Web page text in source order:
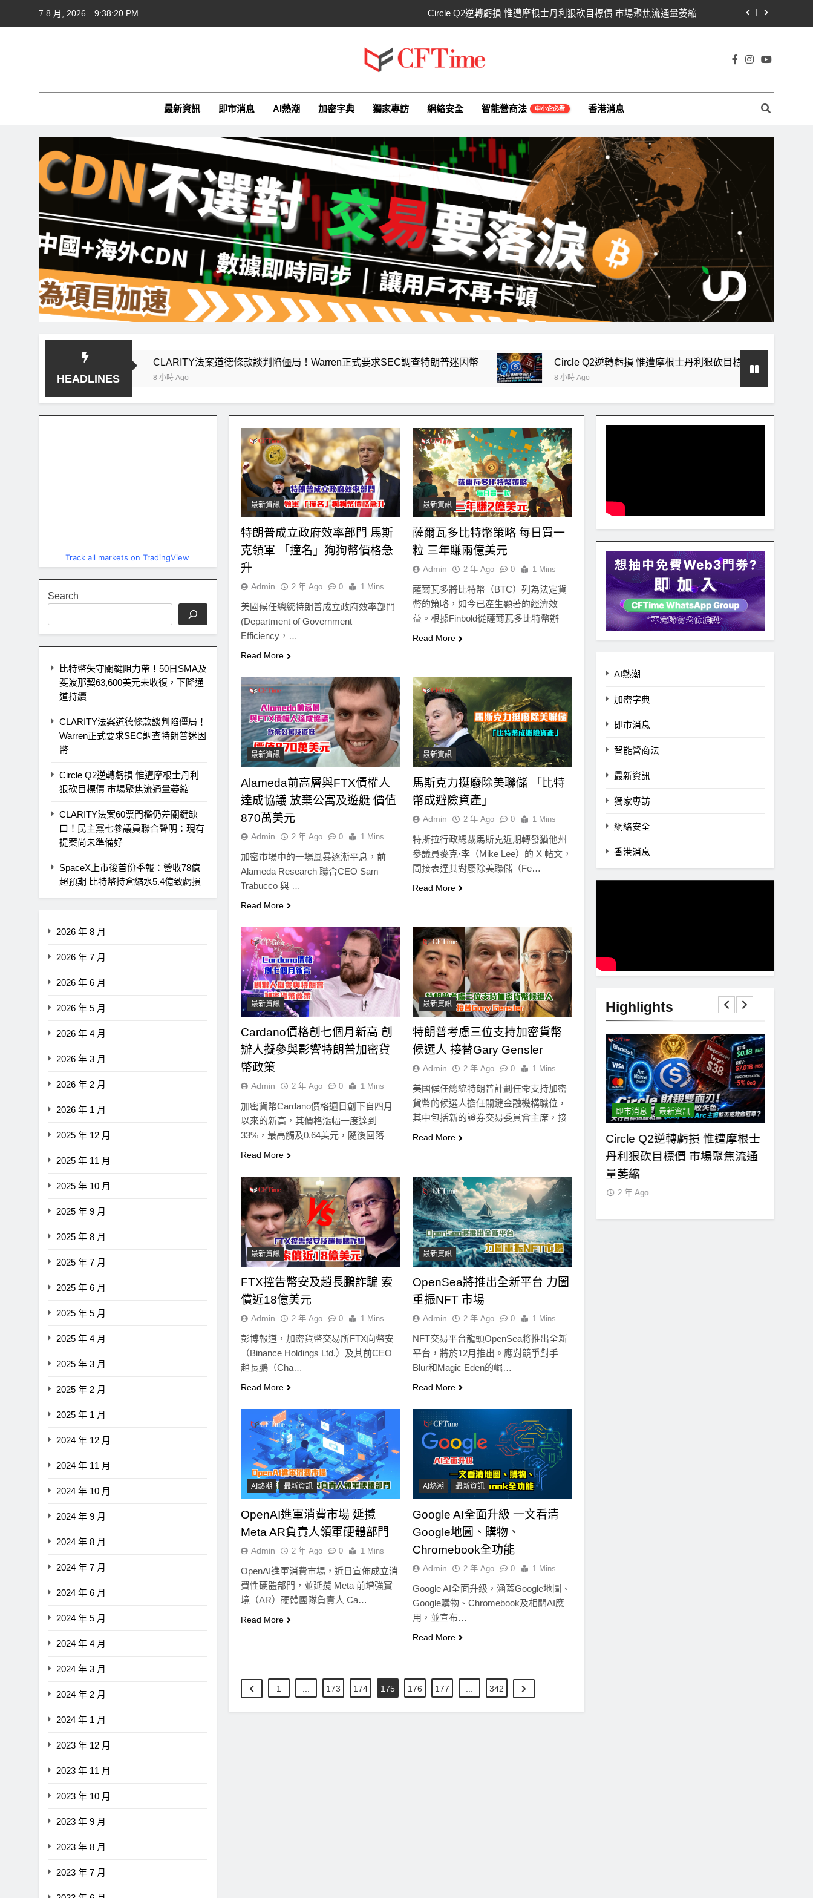
7 8 月, 2026 9:38:20 PM Circle Q2逆轉虧損 惟遭摩根士丹利狠砍目標價 市場聚焦流通量萎縮
比特幣失守關鍵阻力帶！50日SMA及斐波那契63,600美元未收復，下降通道持續
CLARITY法案道德條款談判陷僵局！Warren正式要求SEC調查特朗普迷因幣
CLARITY法案60票門檻仍差關鍵缺口！民主黨七參議員聯合聲明：現有提案尚未準備好
Cftime.io
CFTime與你一同探索有關AI（ChatGPT）、區塊鏈、NFT、加密貨幣、元宇宙及金融科技FinTech等資訊。
最新資訊
即市消息 AI熱潮 加密字典 獨家專訪 網絡安全 智能營商法 中小企必看 香港消息
HEADLINES
CLARITY法案道德條款談判陷僵局！Warren正式要求SEC調查特朗普迷因幣
8 小時 Ago
Circle Q2逆轉虧損 惟遭摩根士丹利狠砍目標價 市場聚焦流通量萎縮
8 小時 Ago
Track all markets on TradingView
Search
比特幣失守關鍵阻力帶！50日SMA及
斐波那契63,600美元未收復，下降通
道持續
CLARITY法案道德條款談判陷僵局！
Warren正式要求SEC調查特朗普迷因
幣
Circle Q2逆轉虧損 惟遭摩根士丹利
狠砍目標價 市場聚焦流通量萎縮
CLARITY法案60票門檻仍差關鍵缺
口！民主黨七參議員聯合聲明：現有
提案尚未準備好
SpaceX上市後首份季報：營收78億
超預期 比特幣持倉縮水5.4億致虧損
2026 年 8 月
2026 年 7 月
2026 年 6 月
2026 年 5 月
2026 年 4 月
2026 年 3 月
2026 年 2 月
2026 年 1 月
2025 年 12 月
2025 年 11 月
2025 年 10 月
2025 年 9 月
2025 年 8 月
2025 年 7 月
2025 年 6 月
2025 年 5 月
2025 年 4 月
2025 年 3 月
2025 年 2 月
2025 年 1 月
2024 年 12 月
2024 年 11 月
2024 年 10 月
2024 年 9 月
2024 年 8 月
2024 年 7 月
2024 年 6 月
2024 年 5 月
2024 年 4 月
2024 年 3 月
2024 年 2 月
2024 年 1 月
2023 年 12 月
2023 年 11 月
2023 年 10 月
2023 年 9 月
2023 年 8 月
2023 年 7 月
最新資訊
特朗普成立政府效率部門 馬斯
克領軍 「撞名」狗狗幣價格急
升
Admin 2 年 Ago 0 1 Mins
美國候任總統特朗普成立政府效率部門
(Department of Government
Efficiency，…
Read More
最新資訊
薩爾瓦多比特幣策略 每日買一
粒 三年賺兩億美元
Admin 2 年 Ago 0 1 Mins
薩爾瓦多將比特幣（BTC）列為法定貨
幣的策略，如今已產生顯著的經濟效
益。根據Finbold從薩爾瓦多比特幣辦
公…
Read More
最新資訊
Alameda前高層與FTX債權人
達成協議 放棄公寓及遊艇 價值
870萬美元
Admin 2 年 Ago 0 1 Mins
加密市場中的一場風暴逐漸平息，前
Alameda Research 聯合CEO Sam
Trabucco 與 …
Read More
最新資訊
馬斯克力挺廢除美聯儲 「比特
幣成避險資產」
Admin 2 年 Ago 0 1 Mins
特斯拉行政總裁馬斯克近期轉發猶他州
參議員麥克·李（Mike Lee）的 X 帖文，
間接表達其對廢除美聯儲（Fe…
Read More
最新資訊
Cardano價格創七個月新高 創
辦人擬參與影響特朗普加密貨
幣政策
Admin 2 年 Ago 0 1 Mins
加密貨幣Cardano價格週日創下自四月
以來的新高，其價格漲幅一度達到
33%，最高觸及0.64美元，隨後回落
至…
Read More
最新資訊
特朗普考慮三位支持加密貨幣
候選人 接替Gary Gensler
Admin 2 年 Ago 0 1 Mins
美國候任總統特朗普計劃任命支持加密
貨幣的候選人擔任關鍵金融機構職位，
其中包括新的證券交易委員會主席，接
替Gar…
Read More
最新資訊
FTX控告幣安及趙長鵬詐騙 索
償近18億美元
Admin 2 年 Ago 0 1 Mins
彭博報道，加密貨幣交易所FTX向幣安
（Binance Holdings Ltd.）及其前CEO
趙長鵬（Cha…
Read More
最新資訊
OpenSea將推出全新平台 力圖
重振NFT 市場
Admin 2 年 Ago 0 1 Mins
NFT交易平台龍頭OpenSea將推出全新
平台，將於12月推出。應對競爭對手
Blur和Magic Eden的崛…
Read More
AI熱潮 最新資訊
OpenAI進軍消費市場 延攬
Meta AR負責人領軍硬體部門
Admin 2 年 Ago 0 1 Mins
OpenAI進軍消費市場，近日宣佈成立消
費性硬體部門，並延攬 Meta 前增強實
境（AR）硬體團隊負責人 Ca…
Read More
AI熱潮 最新資訊
Google AI全面升級 一文看清
Google地圖、購物、
Chromebook全功能
Admin 2 年 Ago 0 1 Mins
Google AI全面升級，涵蓋Google地圖、
Google購物、Chromebook及相關AI應
用，並宣布…
Read More
1 173 174 175 176 177 342
AI熱潮
加密字典
即市消息
智能營商法
最新資訊
獨家專訪
網絡安全
香港消息
Highlights
CLARITY法案60票門檻仍差關
鍵缺口！民主黨七參議員聯合
聲明：現有提案尚未準備好
即市消息 最新資訊
比特幣失守關鍵阻力帶！50日
SMA及斐波那契63,600美元未
收復，下降通道持續
2 年 Ago
即市消息 最新資訊
查特朗普迷因幣
2 年 Ago
即市消息 最新資訊
Circle Q2逆轉虧損 惟遭摩根士
丹利狠砍目標價 市場聚焦流通
量萎縮
2 年 Ago